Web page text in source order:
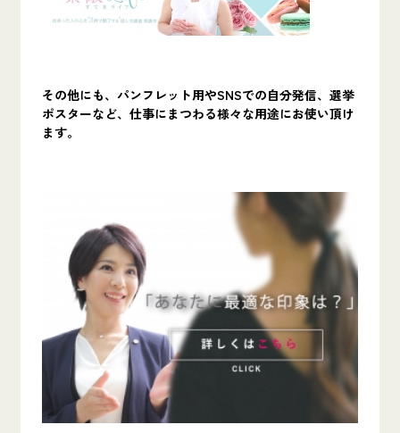
その他にも、パンフレット用やSNSでの自分発信、選挙
ポスターなど、仕事にまつわる様々な用途にお使い頂け
ます。